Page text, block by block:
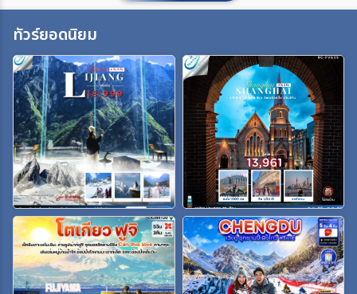
เมือง
สายการบิน
ตั้งแต่วันที่
ถึงวันที่
ทัวร์ยอดนิยม